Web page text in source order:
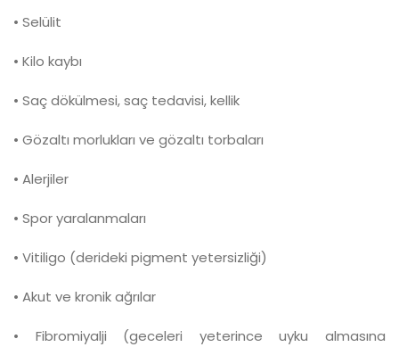
• Selülit
• Kilo kaybı
• Saç dökülmesi, saç tedavisi, kellik
• Gözaltı morlukları ve gözaltı torbaları
• Alerjiler
• Spor yaralanmaları
• Vitiligo (derideki pigment yetersizliği)
• Akut ve kronik ağrılar
• Fibromiyalji (geceleri yeterince uyku almasına